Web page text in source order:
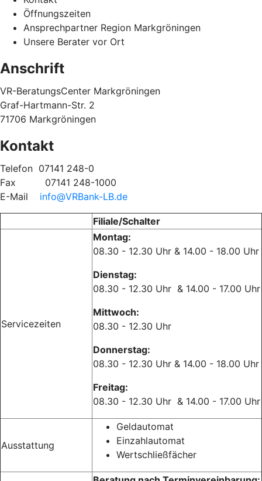
Öffnungszeiten
Ansprechpartner Region Markgröningen
Unsere Berater vor Ort
Anschrift
VR-BeratungsCenter Markgröningen
Graf-Hartmann-Str. 2
71706 Markgröningen
Kontakt
Telefon 07141 248-0
Fax 07141 248-1000
E-Mail info@VRBank-LB.de
Filiale/Schalter
Servicezeiten
Montag:
08.30 - 12.30 Uhr & 14.00 - 18.00 Uhr
Dienstag:
08.30 - 12.30 Uhr & 14.00 - 17.00 Uhr
Mittwoch:
08.30 - 12.30 Uhr
Donnerstag:
08.30 - 12.30 Uhr & 14.00 - 18.00 Uhr
Freitag:
08.30 - 12.30 Uhr & 14.00 - 17.00 Uhr
Ausstattung
Geldautomat
Einzahlautomat
Wertschließfächer